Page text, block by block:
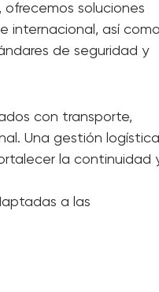
o realizar una
implica planeación
soluciones
internacional, así como
de seguridad y
con transporte,
Una gestión logística
la continuidad y
a las